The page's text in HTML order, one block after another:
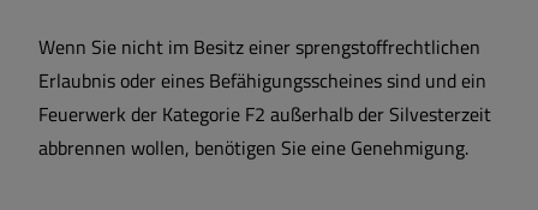
Wenn Sie nicht im Besitz einer sprengstoffrechtlichen
Erlaubnis oder eines Befähigungsscheines sind und ein
Feuerwerk der Kategorie F2 außerhalb der Silvesterzeit
abbrennen wollen, benötigen Sie eine Genehmigung.